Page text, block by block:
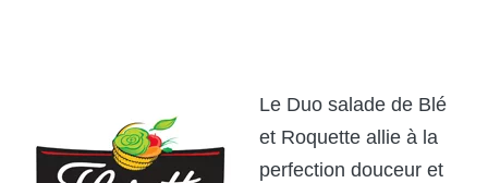
Le Duo salade de Blé
et Roquette allie à la
perfection douceur et